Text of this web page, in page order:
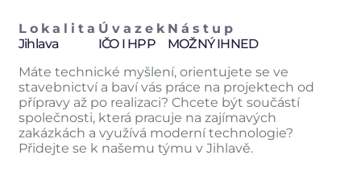
Lokalita
Jihlava
Úvazek
IČO I HPP
Nástup
MOŽNÝ IHNED
Máte technické myšlení, orientujete se ve
stavebnictví a baví vás práce na projektech od
přípravy až po realizaci? Chcete být součástí
společnosti, která pracuje na zajímavých
zakázkách a využívá moderní technologie?
Přidejte se k našemu týmu v Jihlavě.